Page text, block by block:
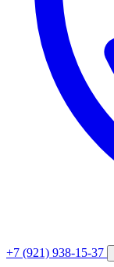
+7 (921) 938-15-37